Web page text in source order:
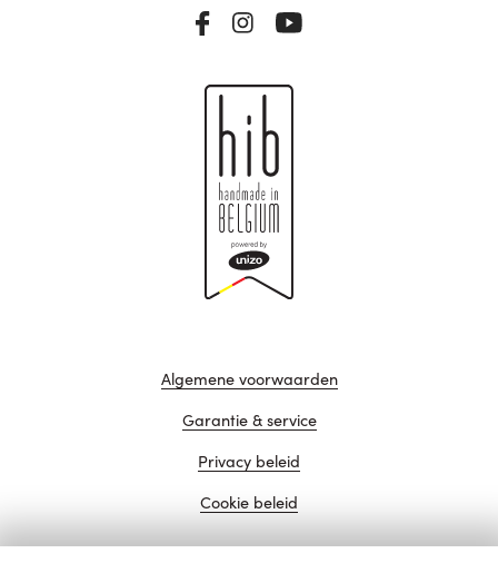
Algemene voorwaarden
Garantie & service
Privacy beleid
Cookie beleid